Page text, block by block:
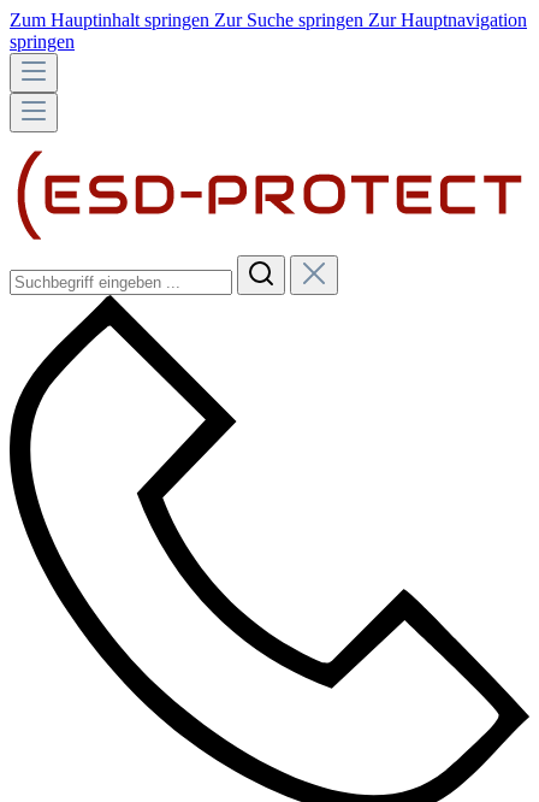
Zum Hauptinhalt springen Zur Suche springen Zur Hauptnavigation
springen